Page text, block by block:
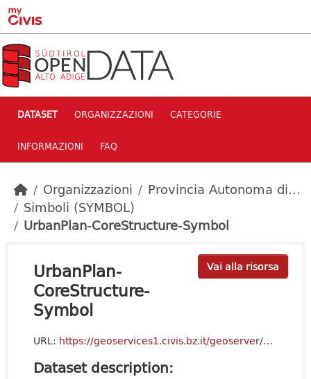
Skip to main content
DATASET ORGANIZZAZIONI CATEGORIE
INFORMAZIONI FAQ
Organizzazioni
Provincia Autonoma di...
Simboli (SYMBOL)
UrbanPlan-CoreStructure-Symbol
Vai alla risorsa
UrbanPlan-
CoreStructure-
Symbol
URL: https://geoservices1.civis.bz.it/geoserver/p_bz-TerritorialPlans/ows?service=WMS&version=1.3.0&request=GetCapabilities
Dataset description: